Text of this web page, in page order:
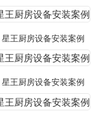
星王厨房设备安装案例
星王厨房设备安装案例